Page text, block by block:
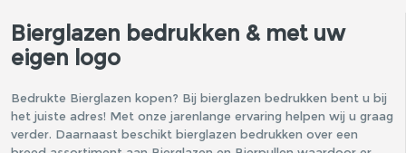
Bierglazen bedrukken & met uw
eigen logo
Bedrukte Bierglazen kopen? Bij bierglazen bedrukken bent u bij
het juiste adres! Met onze jarenlange ervaring helpen wij u graag
verder. Daarnaast beschikt bierglazen bedrukken over een